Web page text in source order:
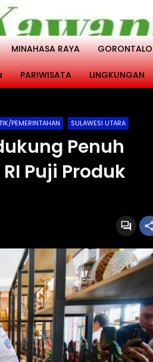
MINAHASA RAYA GORONTALO
PARIWISATA LINGKUNGAN
PEMERINTAHAN SULAWESI UTARA
Penuh
Puji Produk